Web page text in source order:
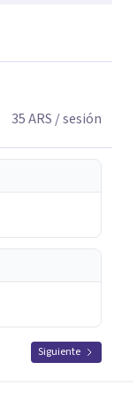
35ARS / sesión
Siguiente